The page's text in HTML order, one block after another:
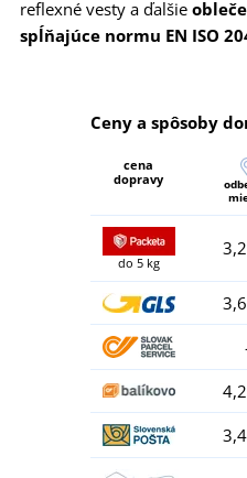
reflexné vesty a ďalšie
spĺňajúce normu EN ISO
Ceny a spôsoby
cena
dopravy
do 5 kg